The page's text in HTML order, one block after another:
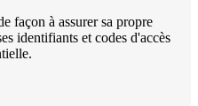
façon à assurer sa propre
identifiants et codes d'accès